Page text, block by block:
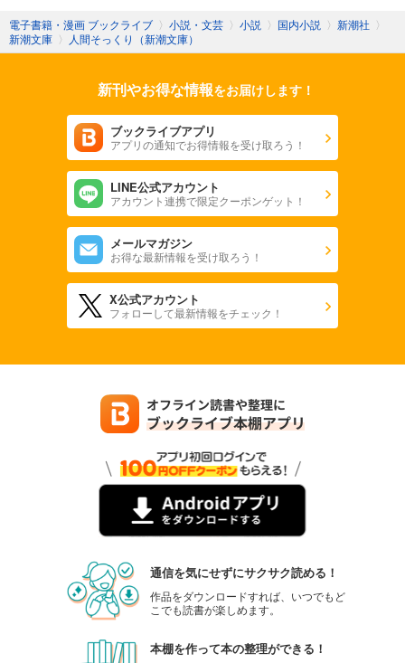
電子書籍・漫画 ブックライブ 〉 小説・文芸 〉 小説 〉 国内小説 〉 新潮社 〉
新潮文庫 〉 人間そっくり（新潮文庫）
新刊やお得な情報をお届けします！
ブックライブアプリ
アプリの通知でお得情報を受け取ろう！
LINE公式アカウント
アカウント連携で限定クーポンゲット！
メールマガジン
お得な最新情報を受け取ろう！
X公式アカウント
フォローして最新情報をチェック！
通信を気にせずにサクサク読める！
作品をダウンロードすれば、いつでもど
こでも読書が楽しめます。
本棚を作って本の整理ができる！